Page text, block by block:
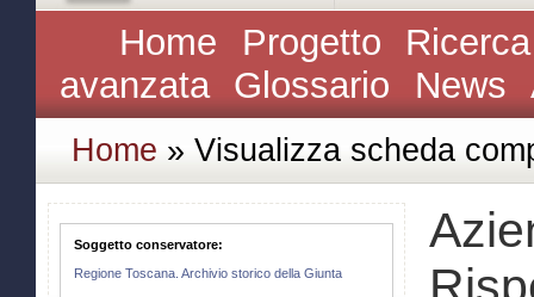
Home Progetto
avanzata Glossario News
Home » Visualizza scheda
Soggetto conservatore:
Regione Toscana. Archivio storico della Giunta